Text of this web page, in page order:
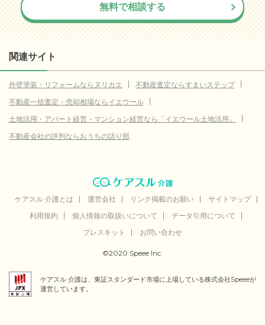
横浜市磯子区 データなし
横浜市金沢区 データなし
横浜市港北区
横浜市港南区 データなし
横浜市泉区 データなし
横浜市都筑区
データなし
川崎市中原区 データなし
川崎市高津区 データなし
データなし
データなし
相模原市中央区 データなし
無料で相談する
関連サイト
外壁塗装・リフォームならヌリカエ
不動産査定ならすまいステップ
不動産一括査定・売却相場ならイエウール
土地活用・アパート経営・マンション経営なら「イエウール土地活用」
不動産会社の評判ならおうちの語り部
ケアスル 介護とは 運営会社 リンク掲載のお願い
サイトマップ
利用規約
個人情報の取扱いについて
データ引用について
プレスキット
お問い合わせ
©2020 Speee Inc.
ケアスル 介護は、東証スタンダード市場に上場している株式会社Speeeが
運営しています。